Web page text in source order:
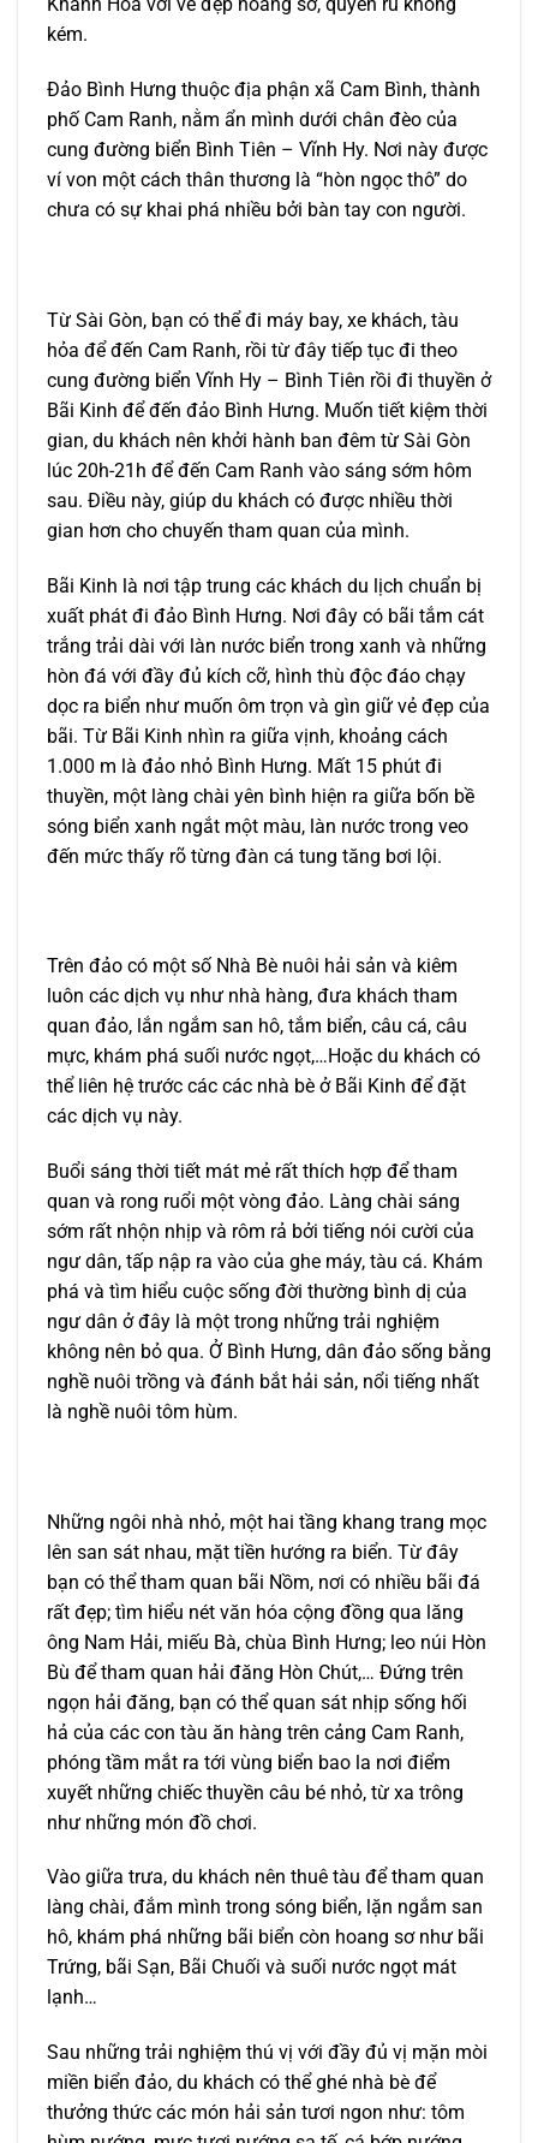
Khánh Hòa với vẻ đẹp hoang sơ, quyến rũ không
kém.
Đảo Bình Hưng thuộc địa phận xã Cam Bình, thành
phố Cam Ranh, nằm ẩn mình dưới chân đèo của
cung đường biển Bình Tiên – Vĩnh Hy. Nơi này được
ví von một cách thân thương là “hòn ngọc thô” do
chưa có sự khai phá nhiều bởi bàn tay con người.
Từ Sài Gòn, bạn có thể đi máy bay, xe khách, tàu
hỏa để đến Cam Ranh, rồi từ đây tiếp tục đi theo
cung đường biển Vĩnh Hy – Bình Tiên rồi đi thuyền ở
Bãi Kinh để đến đảo Bình Hưng. Muốn tiết kiệm thời
gian, du khách nên khởi hành ban đêm từ Sài Gòn
lúc 20h-21h để đến Cam Ranh vào sáng sớm hôm
sau. Điều này, giúp du khách có được nhiều thời
gian hơn cho chuyến tham quan của mình.
Bãi Kinh là nơi tập trung các khách du lịch chuẩn bị
xuất phát đi đảo Bình Hưng. Nơi đây có bãi tắm cát
trắng trải dài với làn nước biển trong xanh và những
hòn đá với đầy đủ kích cỡ, hình thù độc đáo chạy
dọc ra biển như muốn ôm trọn và gìn giữ vẻ đẹp của
bãi. Từ Bãi Kinh nhìn ra giữa vịnh, khoảng cách
1.000 m là đảo nhỏ Bình Hưng. Mất 15 phút đi
thuyền, một làng chài yên bình hiện ra giữa bốn bề
sóng biển xanh ngắt một màu, làn nước trong veo
đến mức thấy rõ từng đàn cá tung tăng bơi lội.
Trên đảo có một số Nhà Bè nuôi hải sản và kiêm
luôn các dịch vụ như nhà hàng, đưa khách tham
quan đảo, lắn ngắm san hô, tắm biển, câu cá, câu
mực, khám phá suối nước ngọt,…Hoặc du khách có
thể liên hệ trước các các nhà bè ở Bãi Kinh để đặt
các dịch vụ này.
Buổi sáng thời tiết mát mẻ rất thích hợp để tham
quan và rong ruổi một vòng đảo. Làng chài sáng
sớm rất nhộn nhịp và rôm rả bởi tiếng nói cười của
ngư dân, tấp nập ra vào của ghe máy, tàu cá. Khám
phá và tìm hiểu cuộc sống đời thường bình dị của
ngư dân ở đây là một trong những trải nghiệm
không nên bỏ qua. Ở Bình Hưng, dân đảo sống bằng
nghề nuôi trồng và đánh bắt hải sản, nổi tiếng nhất
là nghề nuôi tôm hùm.
Những ngôi nhà nhỏ, một hai tầng khang trang mọc
lên san sát nhau, mặt tiền hướng ra biển. Từ đây
bạn có thể tham quan bãi Nồm, nơi có nhiều bãi đá
rất đẹp; tìm hiểu nét văn hóa cộng đồng qua lăng
ông Nam Hải, miếu Bà, chùa Bình Hưng; leo núi Hòn
Bù để tham quan hải đăng Hòn Chút,… Đứng trên
ngọn hải đăng, bạn có thể quan sát nhịp sống hối
hả của các con tàu ăn hàng trên cảng Cam Ranh,
phóng tầm mắt ra tới vùng biển bao la nơi điểm
xuyết những chiếc thuyền câu bé nhỏ, từ xa trông
như những món đồ chơi.
Vào giữa trưa, du khách nên thuê tàu để tham quan
làng chài, đắm mình trong sóng biển, lặn ngắm san
hô, khám phá những bãi biển còn hoang sơ như bãi
Trứng, bãi Sạn, Bãi Chuối và suối nước ngọt mát
lạnh…
Sau những trải nghiệm thú vị với đầy đủ vị mặn mòi
miền biển đảo, du khách có thể ghé nhà bè để
thưởng thức các món hải sản tươi ngon như: tôm